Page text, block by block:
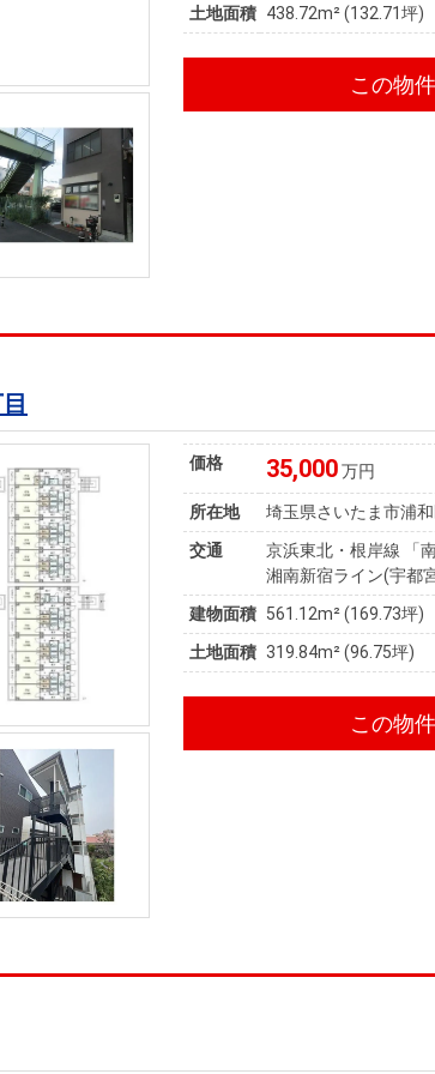
土地面積 438.72m² (132.71坪)
この物
価格 35,000万円
所在地
埼玉県さいたま市浦
交通
京浜東北・根岸線 「
湘南新宿ライン(宇都
建物面積 561.12m² (169.73坪)
土地面積 319.84m² (96.75坪)
この物